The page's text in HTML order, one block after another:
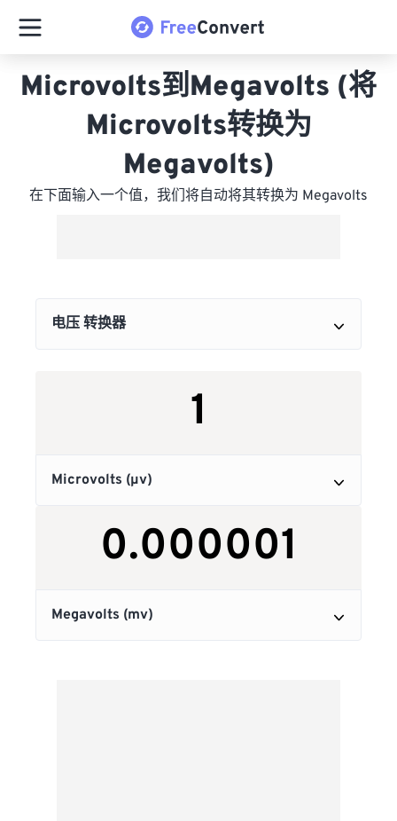
Microvolts到Megavolts (将
Microvolts转换为
Megavolts)
在下面输入一个值，我们将自动将其转换为 Megavolts